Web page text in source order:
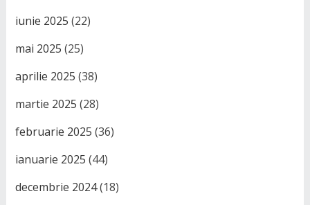
iunie 2025 (22)
mai 2025 (25)
aprilie 2025 (38)
martie 2025 (28)
februarie 2025 (36)
ianuarie 2025 (44)
decembrie 2024(18)